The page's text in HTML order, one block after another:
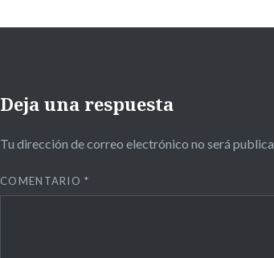
Deja una respuesta
Tu dirección de correo electrónico no será
COMENTARIO*